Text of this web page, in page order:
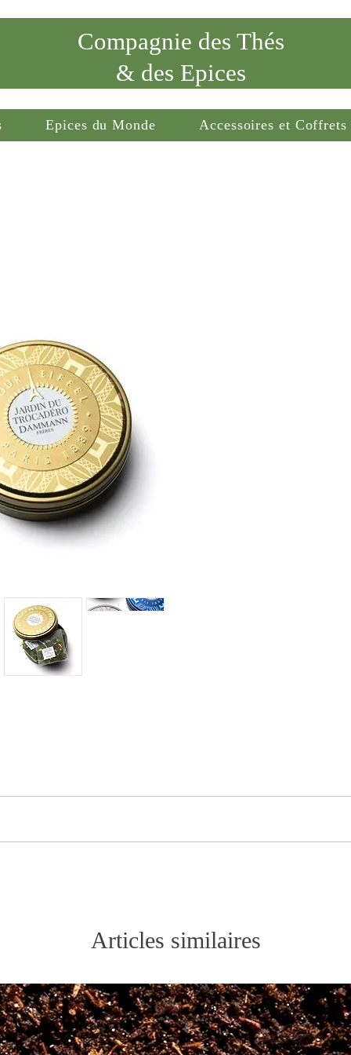
Compagnie des Thés
& des Epices
Epices du Monde Accessoires et Coffrets
3 à 4 mn
toute la journée
Articles similaires